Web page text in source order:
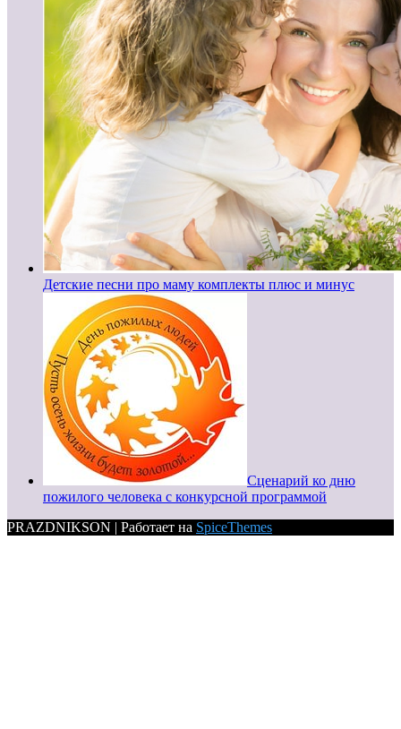
Детские песни про маму комплекты плюс и минус
Сценарий ко дню
пожилого человека с конкурсной программой
PRAZDNIKSON | Работает на SpiceThemes